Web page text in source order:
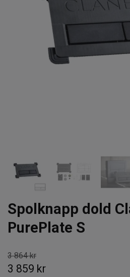
Spolknapp dold
PurePlate S
3 864 kr
3 859 kr